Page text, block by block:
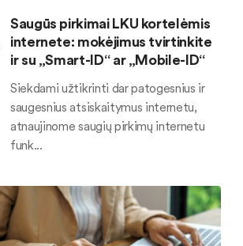
Saugūs pirkimai LKU kortelėmis
internete: mokėjimus tvirtinkite
ir su „Smart-ID“ ar „Mobile-ID“
Siekdami užtikrinti dar patogesnius ir
saugesnius atsiskaitymus internetu,
atnaujinome saugių pirkimų internetu
funk...